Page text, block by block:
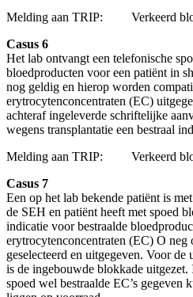
Melding aan TRIP: Verkeerd
Casus 6
Het lab ontvangt een telefonische
bloedproducten voor een patiënt in
nog geldig en hierop worden
erytrocytenconcentraten (EC)
achteraf ingeleverde schriftelijke
wegens transplantatie een bestraal
Melding aan TRIP: Verkeerd
Casus 7
Een op het lab bekende patiënt is
de SEH en patiënt heeft met spoed
indicatie voor bestraalde
erytrocytenconcentraten (EC) O neg
geselecteerd en uitgegeven. Voor
is de ingebouwde blokkade
spoed wel bestraalde EC’s gegeven